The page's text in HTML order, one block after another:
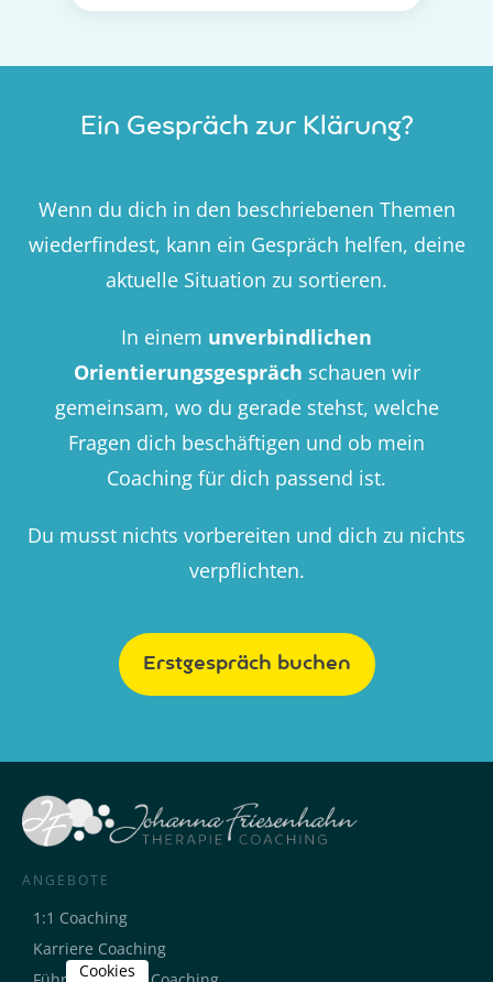
Ein Gespräch zur Klärung?
Wenn du dich in den beschriebenen Themen
wiederfindest, kann ein Gespräch helfen, deine
aktuelle Situation zu sortieren.
In einem unverbindlichen
Orientierungsgespräch schauen wir
gemeinsam, wo du gerade stehst, welche
Fragen dich beschäftigen und ob mein
Coaching für dich passend ist.
Du musst nichts vorbereiten und dich zu nichts
verpflichten.
Erstgespräch buchen
ANGEBOTE
1:1 Coaching
Karriere Coaching
Cookies